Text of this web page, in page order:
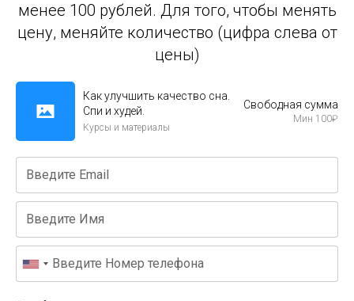
менее 100 рублей. Для того, чтобы менять
цену, меняйте количество (цифра слева от
цены)
Как улучшить качество сна.
Спи и худей.
Курсы и материалы
Свободная сумма
Мин 100₽